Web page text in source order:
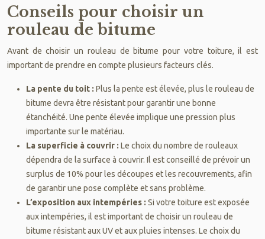
Conseils pour choisir un
rouleau de bitume
Avant de choisir un rouleau de bitume pour votre toiture, il est
important de prendre en compte plusieurs facteurs clés.
La pente du toit : Plus la pente est élevée, plus le rouleau de
bitume devra être résistant pour garantir une bonne
étanchéité. Une pente élevée implique une pression plus
importante sur le matériau.
La superficie à couvrir : Le choix du nombre de rouleaux
dépendra de la surface à couvrir. Il est conseillé de prévoir un
surplus de 10% pour les découpes et les recouvrements, afin
de garantir une pose complète et sans problème.
L’exposition aux intempéries : Si votre toiture est exposée
aux intempéries, il est important de choisir un rouleau de
bitume résistant aux UV et aux pluies intenses. Le choix du